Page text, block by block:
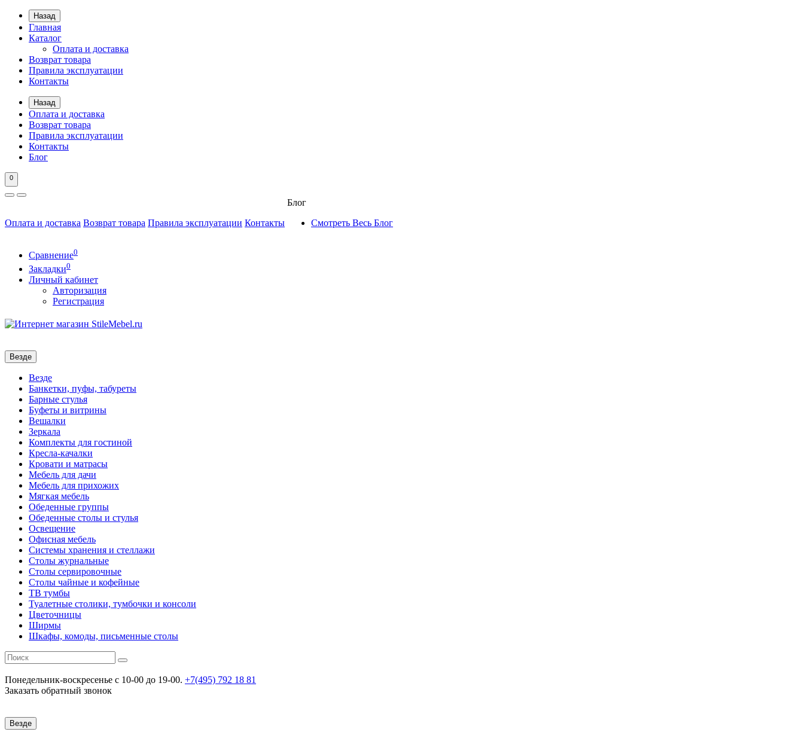
Назад
Главная
Каталог
Оплата и доставка
Возврат товара
Правила эксплуатации
Контакты
Назад
Оплата и доставка
Возврат товара
Правила эксплуатации
Контакты
Блог
0
Оплата и доставка Возврат товара Правила эксплуатации Контакты
Блог
Смотреть Весь Блог
Сравнение0
Закладки0
Личный кабинет
Авторизация
Регистрация
Везде
Везде
Банкетки, пуфы, табуреты
Барные стулья
Буфеты и витрины
Вешалки
Зеркала
Комплекты для гостиной
Кресла-качалки
Кровати и матрасы
Мебель для дачи
Мебель для прихожих
Мягкая мебель
Обеденные группы
Обеденные столы и стулья
Освещение
Офисная мебель
Системы хранения и стеллажи
Столы журнальные
Столы сервировочные
Столы чайные и кофейные
ТВ тумбы
Туалетные столики, тумбочки и консоли
Цветочницы
Ширмы
Шкафы, комоды, письменные столы
Понедельник-воскресенье c 10-00 до 19-00. +7(495) 792 18 81
Заказать обратный звонок
Везде